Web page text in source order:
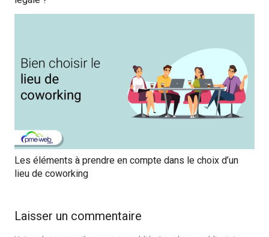
Les éléments à prendre en compte dans le choix d’un
lieu de coworking
Laisser un commentaire